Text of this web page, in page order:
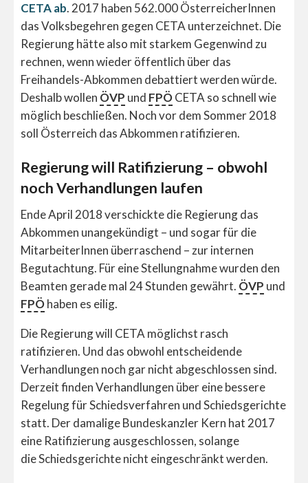
CETA ab. 2017 haben 562.000 ÖsterreicherInnen
das Volksbegehren gegen CETA unterzeichnet. Die
Regierung hätte also mit starkem Gegenwind zu
rechnen, wenn wieder öffentlich über das
Freihandels-Abkommen debattiert werden würde.
Deshalb wollen ÖVP und FPÖCETA so schnell wie
möglich beschließen. Noch vor dem Sommer 2018
soll Österreich das Abkommen ratifizieren.
Regierung will Ratifizierung – obwohl
noch Verhandlungen laufen
Ende April 2018 verschickte die Regierung das
Abkommen unangekündigt – und sogar für die
MitarbeiterInnen überraschend – zur internen
Begutachtung. Für eine Stellungnahme wurden den
Beamten gerade mal 24 Stunden gewährt. ÖVP und
FPÖhaben es eilig.
Die Regierung will CETA möglichst rasch
ratifizieren. Und das obwohl entscheidende
Verhandlungen noch gar nicht abgeschlossen sind.
Derzeit finden Verhandlungen über eine bessere
Regelung für Schiedsverfahren und Schiedsgerichte
statt. Der damalige Bundeskanzler Kern hat 2017
eine Ratifizierung ausgeschlossen, solange
die Schiedsgerichte nicht eingeschränkt werden.